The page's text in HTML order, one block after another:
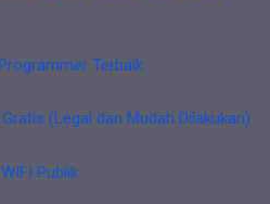
Terbaik
(Legal dan Mudah Dilakukan)
Publik